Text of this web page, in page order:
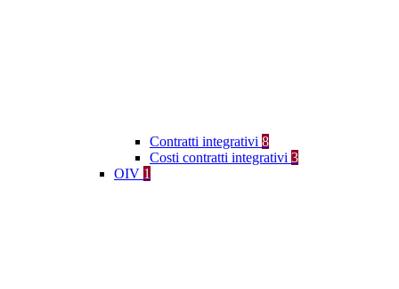
Contratti integrativi 8
Costi contratti integrativi 3
OIV 1